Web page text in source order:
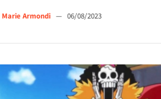
Marie Armondi — 06/08/2023